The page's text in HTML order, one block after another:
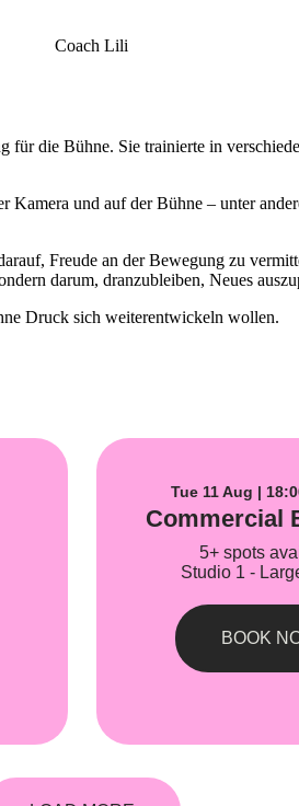
die Bühne. Sie trainierte in
und auf der Bühne – unter
Freude an der Bewegung zu
darum, dranzubleiben, Neues
Druck sich weiterentwickeln wollen.
Tue 11 Aug |
Commercial
5+ spots
Studio 1 -
BOOK